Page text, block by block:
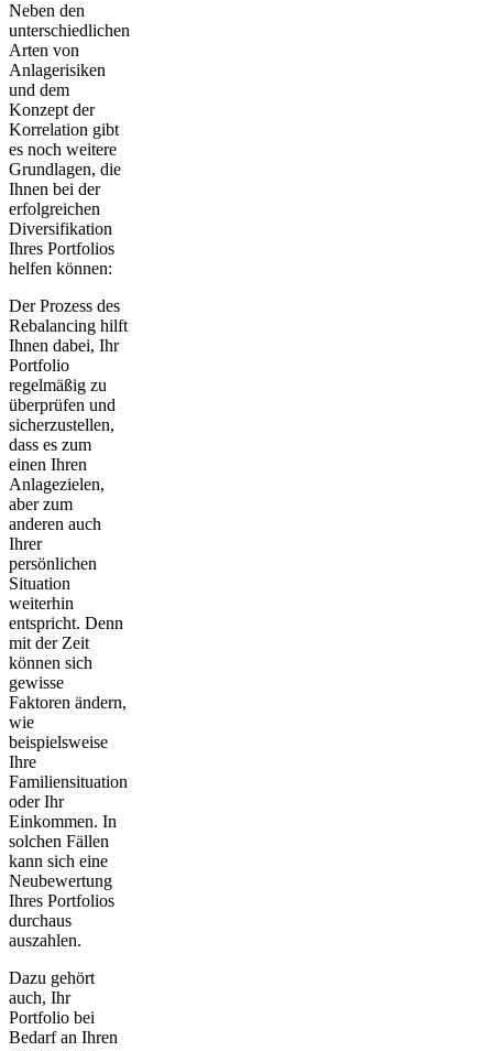
Neben den
unterschiedlichen
Arten von
Anlagerisiken
und dem
Konzept der
Korrelation gibt
es noch weitere
Grundlagen, die
Ihnen bei der
erfolgreichen
Diversifikation
Ihres Portfolios
helfen können:
Der Prozess des
Rebalancing hilft
Ihnen dabei, Ihr
Portfolio
regelmäßig zu
überprüfen und
sicherzustellen,
dass es zum
einen Ihren
Anlagezielen,
aber zum
anderen auch
Ihrer
persönlichen
Situation
weiterhin
entspricht. Denn
mit der Zeit
können sich
gewisse
Faktoren ändern,
wie
beispielsweise
Ihre
Familiensituation
oder Ihr
Einkommen. In
solchen Fällen
kann sich eine
Neubewertung
Ihres Portfolios
durchaus
auszahlen.
Dazu gehört
auch, Ihr
Portfolio bei
Bedarf an Ihren